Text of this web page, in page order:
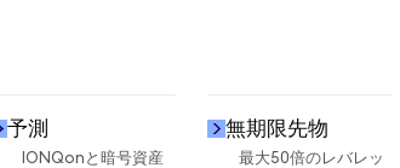
予測
IONQonと暗号資産
無期限先物
最大50倍のレバレッ